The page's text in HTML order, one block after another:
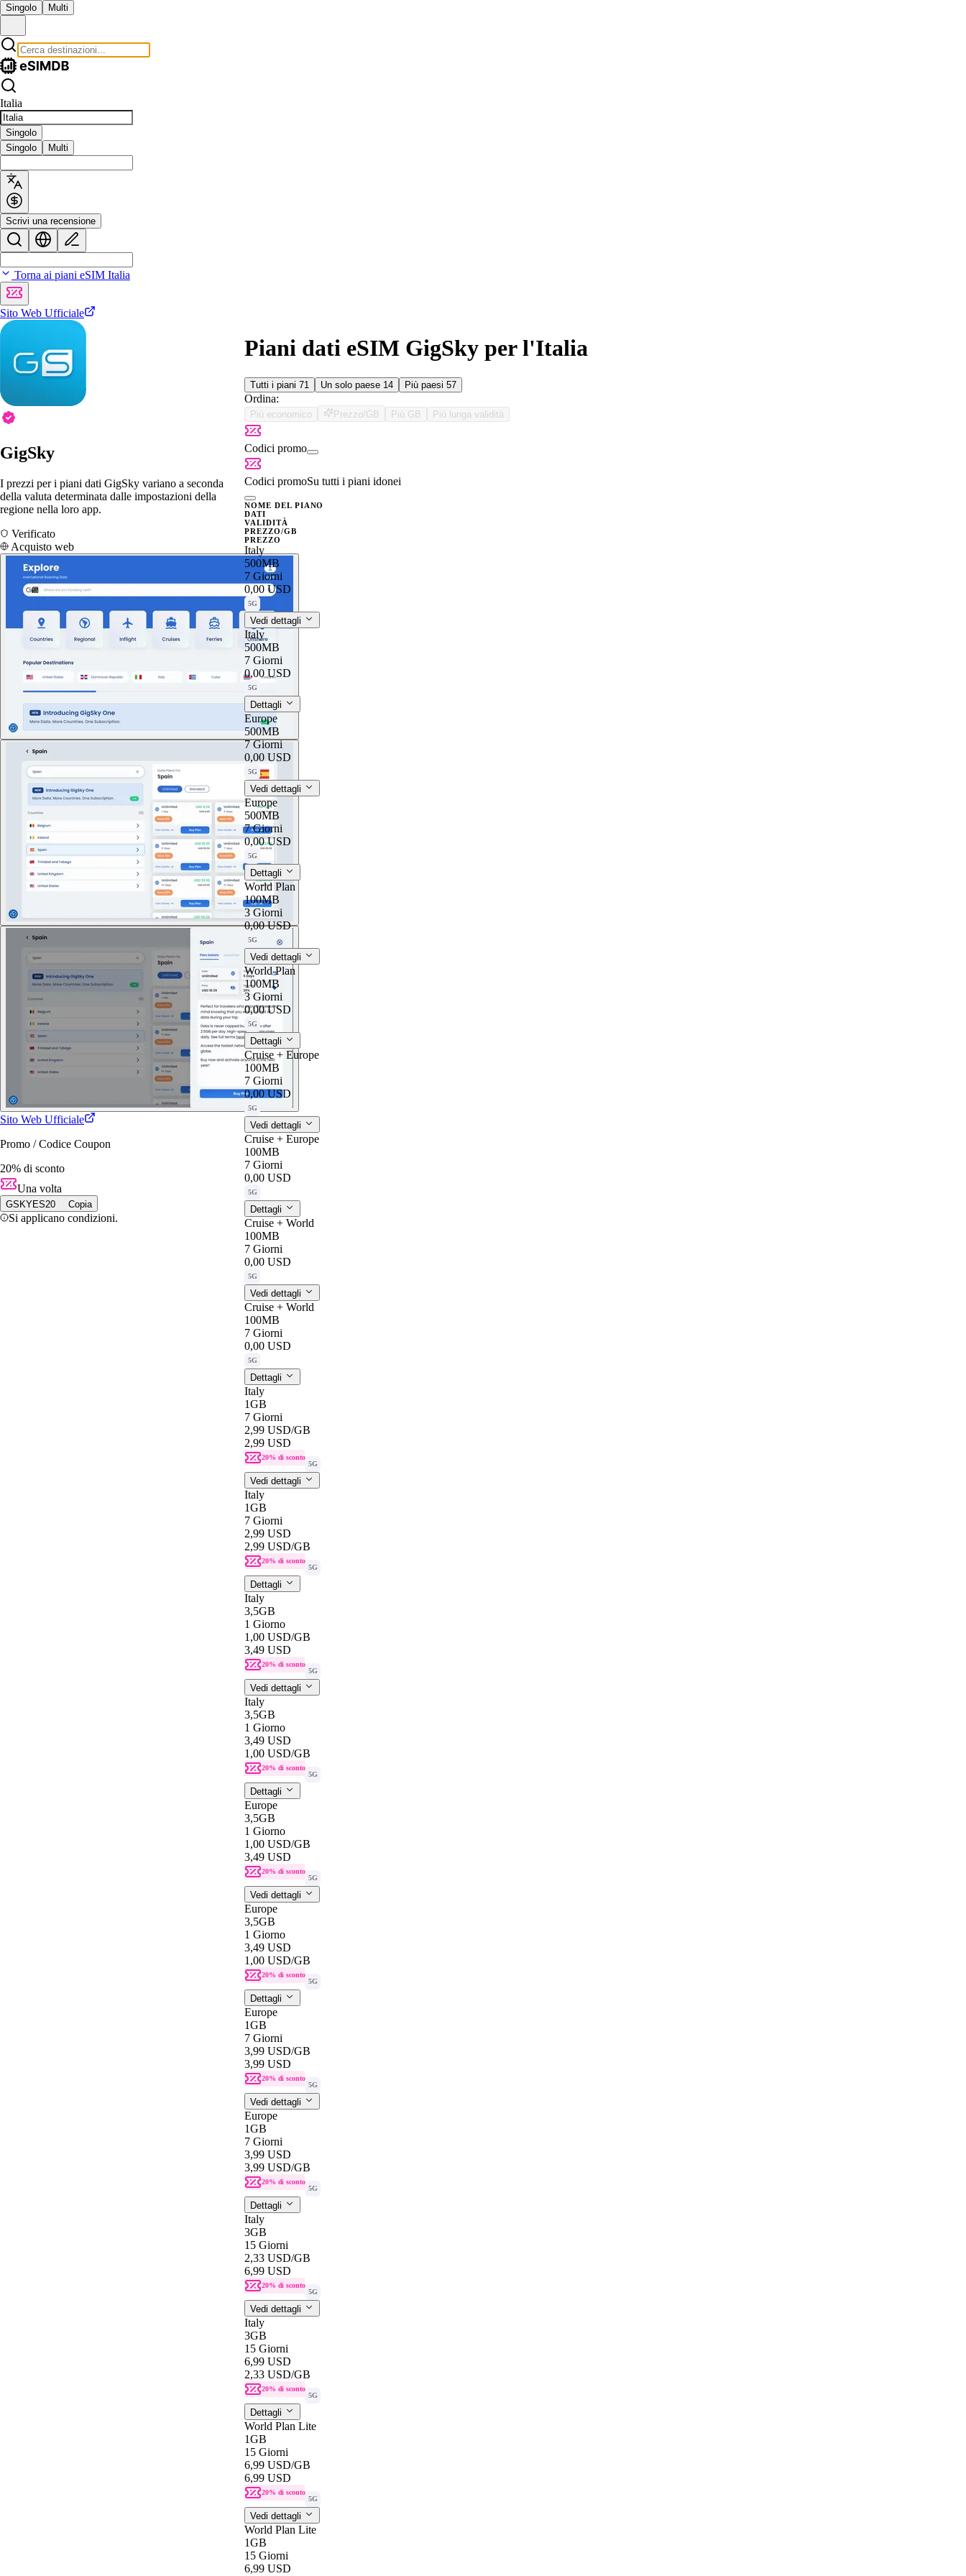
Singolo Multi
Italia
Singolo
Singolo
Multi
Scrivi una recensione
Torna ai piani eSIM Italia
Sito Web Ufficiale
GigSky
I prezzi per i piani dati GigSky variano a seconda
della valuta determinata dalle impostazioni della
regione nella loro app.
Verificato
Acquisto web
Sito Web Ufficiale
Promo / Codice Coupon
20% di sconto
Una volta
GSKYES20 Copia
Si applicano condizioni.
Piani dati eSIM GigSky per l'Italia
Tutti i piani 71 Un solo paese 14 Più paesi 57
Ordina:
Più economico Prezzo/GB Più GB Più lunga validità
Codici promo
Codici promoSu tutti i piani idonei
NOME DEL PIANO
DATI
VALIDITÀ
PREZZO/GB
PREZZO
Italy
500MB
7 Giorni
0,00 USD
5G
Vedi dettagli
Italy
500MB
7 Giorni
0,00 USD
5G
Dettagli
Europe
500MB
7 Giorni
0,00 USD
5G
Vedi dettagli
Europe
500MB
7 Giorni
0,00 USD
5G
Dettagli
World Plan
100MB
3 Giorni
0,00 USD
5G
Vedi dettagli
World Plan
100MB
3 Giorni
0,00 USD
5G
Dettagli
Cruise + Europe
100MB
7 Giorni
0,00 USD
5G
Vedi dettagli
Cruise + Europe
100MB
7 Giorni
0,00 USD
5G
Dettagli
Cruise + World
100MB
7 Giorni
0,00 USD
5G
Vedi dettagli
Cruise + World
100MB
7 Giorni
0,00 USD
5G
Dettagli
Italy
1GB
7 Giorni
2,99 USD/GB
2,99 USD
20% di sconto
5G
Vedi dettagli
Italy
1GB
7 Giorni
2,99 USD
2,99 USD/GB
20% di sconto
5G
Dettagli
Italy
3,5GB
1 Giorno
1,00 USD/GB
3,49 USD
20% di sconto
5G
Vedi dettagli
Italy
3,5GB
1 Giorno
3,49 USD
1,00 USD/GB
20% di sconto
5G
Dettagli
Europe
3,5GB
1 Giorno
1,00 USD/GB
3,49 USD
20% di sconto
5G
Vedi dettagli
Europe
3,5GB
1 Giorno
3,49 USD
1,00 USD/GB
20% di sconto
5G
Dettagli
Europe
1GB
7 Giorni
3,99 USD/GB
3,99 USD
20% di sconto
5G
Vedi dettagli
Europe
1GB
7 Giorni
3,99 USD
3,99 USD/GB
20% di sconto
5G
Dettagli
Italy
3GB
15 Giorni
2,33 USD/GB
6,99 USD
20% di sconto
5G
Vedi dettagli
Italy
3GB
15 Giorni
6,99 USD
2,33 USD/GB
20% di sconto
5G
Dettagli
World Plan Lite
1GB
15 Giorni
6,99 USD/GB
6,99 USD
20% di sconto
5G
Vedi dettagli
World Plan Lite
1GB
15 Giorni
6,99 USD